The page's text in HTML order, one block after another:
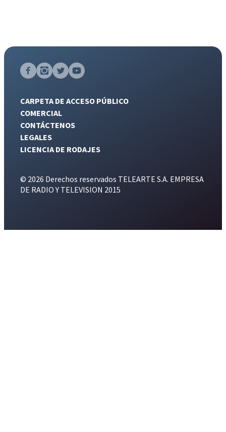
CARPETA DE ACCESO PÚBLICO
COMERCIAL
CONTÁCTENOS
LEGALES
LICENCIA DE RODAJES
© 2026 Derechos reservados TELEARTE S.A. EMPRESA
DE RADIO Y TELEVISION 2015